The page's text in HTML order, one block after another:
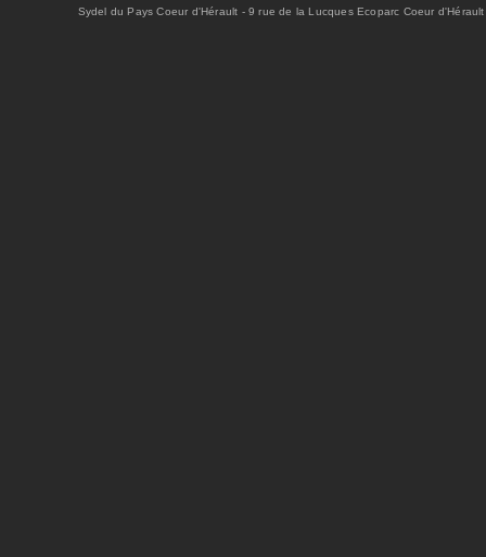
Sydel du Pays Coeur d'Hérault - 9 rue de la Lucques Ecoparc Coeur